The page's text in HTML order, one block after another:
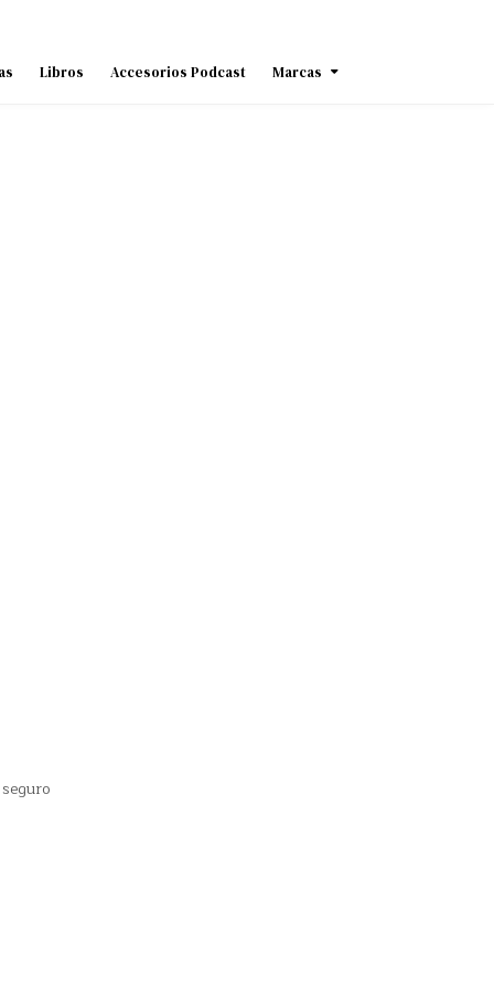
Libros Accesorios Podcast Marcas